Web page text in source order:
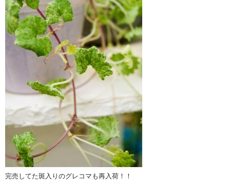
完売してた斑入りのグレコマも再入荷！！